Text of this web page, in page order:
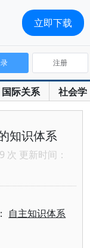
国际关系 社会学
注册
知识体系
次 更新时间：
自主知识体系
立即下载